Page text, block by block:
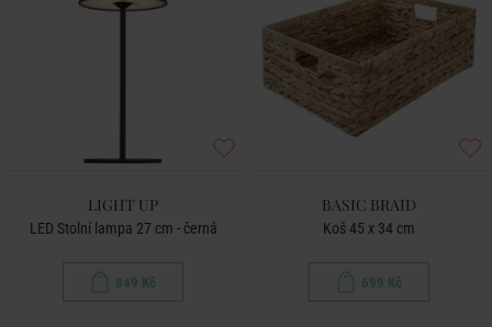
LIGHT UP
LED Stolní lampa 27 cm - černá
849 Kč
BASIC BRAID
Koš 45 x 34 cm
699 Kč